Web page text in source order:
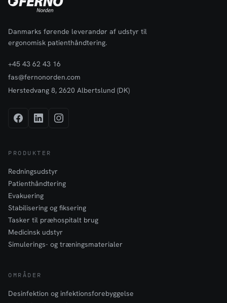
Danmarks førende leverandør af udstyr til
ergonomisk patienthåndtering.
+45 43 62 43 16
fas@fernonorden.com
Herstedvang 8, 2620 Albertslund (DK)
PRODUKTER
Redningsudstyr
Patienthåndtering
Evakuering
Stabilisering og fiksering
Tasker til præhospitalt brug
Medicinsk udstyr
Simulerings- og træningsmaterialer
OMRÅDER
Desinfektion og infektionsforebyggelse